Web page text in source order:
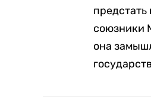
союзники
она